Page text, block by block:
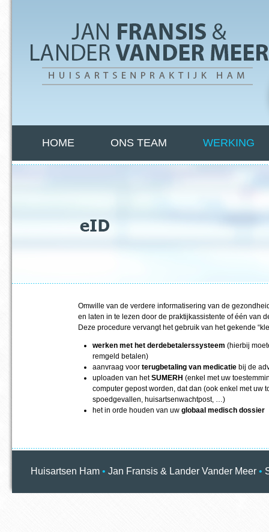
Omwille van de verdere informatisering van de
en laten in te lezen door de praktijkassistente of één van
Deze procedure vervangt het gebruik van het gekende
werken met het derdebetalerssysteem (hierbij
remgeld betalen)
aanvraag voor terugbetaling van medicatie bij de
uploaden van hetSUMERH (enkel met uw
computer gepost worden, dat dan (ook enkel met uw
spoedgevallen, huisartsenwachtpost, …)
het in orde houden van uw globaal medisch dossier
HOME ONS TEAM WERKING
Huisartsen Ham • Jan Fransis & Lander Vander Meer •